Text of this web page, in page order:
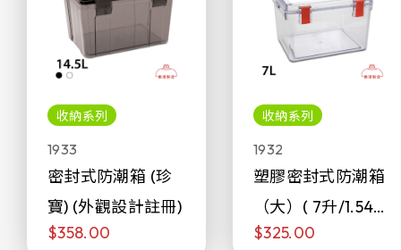
收納系列
1933
密封式防潮箱 (珍
寶) (外觀設計註冊)
$358.00
收納系列
1932
塑膠密封式防潮箱
（大）( 7升/1.54加
侖)
$325.00